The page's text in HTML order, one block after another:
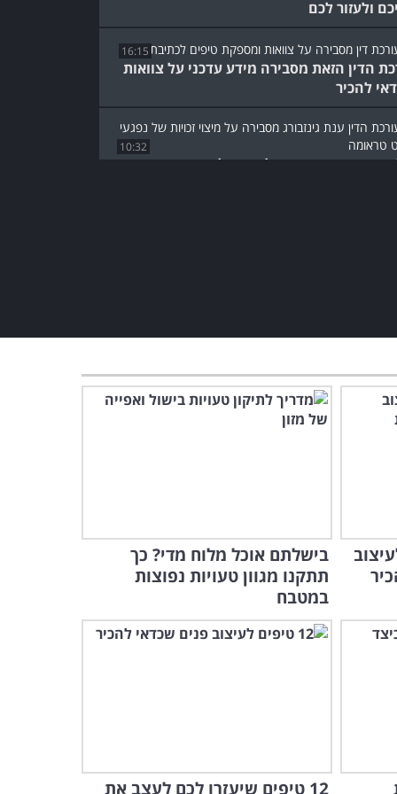
ולעזור לכם
16:15
הדין הזאת מסבירה מידע עדכני על צוואות
להכיר
10:32
מסבירה: מה צריך לדעת על פוסט טראומה
שכדאי לעשות כאשר שוקלים
10:16
על זכויותיכם: כך תגישו תביעת נכות
8:08
7:06
איך חברות הביטוח מתחמקות
מתשלום הפיצוי שמגיע לך
לפצות נפגעי תאונת עבודה?
בישלתם אוכל מלוח מדי? כך
תתקנו מגוון טעויות נפוצות
במטבח
12 טיפים שיעזרו לכם לעצב את